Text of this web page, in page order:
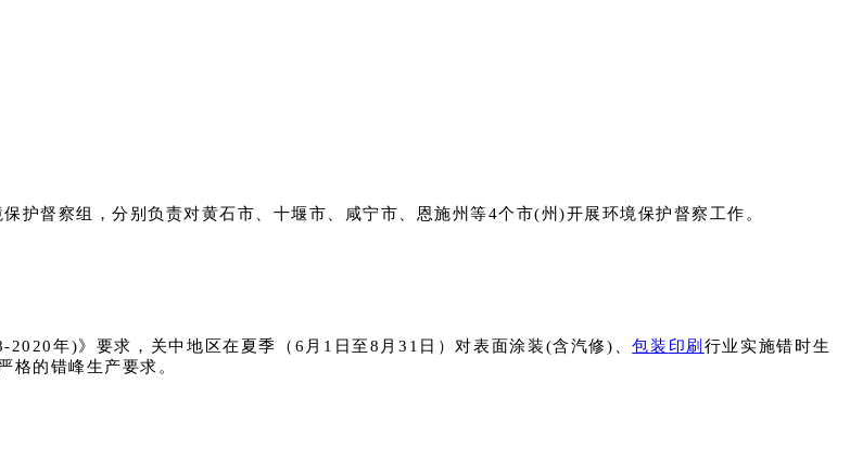
护督察组，分别负责对黄石市、十堰市、咸宁市、恩施州等4个市(州)开展环境保护督察工作。
年)》要求，关中地区在夏季（6月1日至8月31日）对表面涂装(含汽修)、包装 印刷 行业实施错时生
的错峰生产要求。